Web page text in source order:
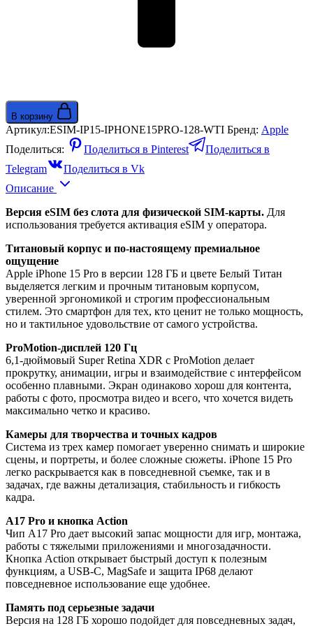
В корзину
Артикул:ESIM-IP15-IPHONE15PRO-128-WTI Бренд: Apple
Поделиться:
Поделиться в Pinterest
Поделиться в
Telegram
Поделиться в Vk
Описание
Версия eSIM без слота для физической SIM-карты. Для
использования требуется активация eSIM у оператора.
Титановый корпус и по-настоящему премиальное
ощущение
Apple iPhone 15 Pro в версии 128 ГБ и цвете Белый Титан
выделяется легким и прочным титановым корпусом,
уверенной эргономикой и строгим профессиональным
стилем. Это смартфон для тех, кто ценит не только мощность,
но и тактильное удовольствие от самого устройства.
ProMotion-дисплей 120 Гц
6,1-дюймовый Super Retina XDR с ProMotion делает
прокрутку, анимации, игры и взаимодействие с интерфейсом
особенно плавными. Экран одинаково хорош для контента,
работы с фото, просмотра видео и всего, что хочется видеть
максимально четко и красиво.
Камеры для творчества и точных кадров
Система из трех камер помогает уверенно снимать и широкие
сцены, и портреты, и более сложные сюжеты. iPhone 15 Pro
легко раскрывается как в повседневной съемке, так и в
задачах, где важны детализация, стабильность и гибкость
кадра.
A17 Pro и кнопка Action
Чип A17 Pro дает высокий запас мощности для игр, монтажа,
работы с тяжелыми приложениями и многозадачности.
Кнопка Action открывает быстрый доступ к полезным
функциям, а USB‑C, MagSafe и защита IP68 делают
повседневное использование еще удобнее.
Память под серьезные задачи
Версия на 128 ГБ хорошо подойдет для повседневных задач,